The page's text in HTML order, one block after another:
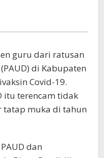
guru dari ratusan
di Kabupaten
Covid-19.
itu terencam tidak
tatap muka di tahun
dan